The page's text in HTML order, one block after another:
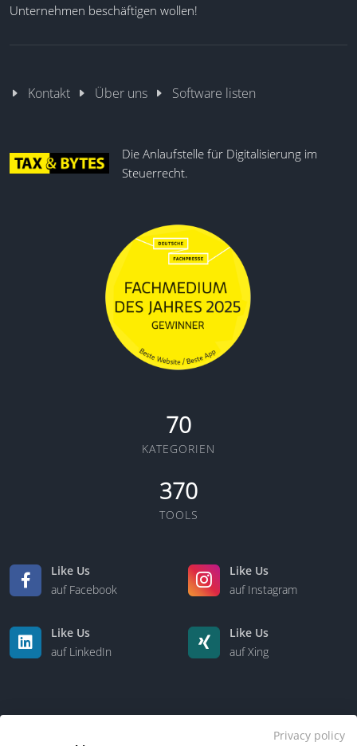
Unternehmen beschäftigen wollen!
Kontakt Über uns Software listen
Die Anlaufstelle für Digitalisierung im
Steuerrecht.
70
KATEGORIEN
370
TOOLS
Like Us
auf Facebook
Like Us
auf Instagram
Like Us
auf LinkedIn
Like Us
auf Xing
Privacy policy